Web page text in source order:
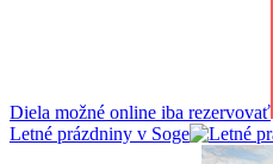
Diela možné online iba rezervovať
Letné prázdniny v Soge